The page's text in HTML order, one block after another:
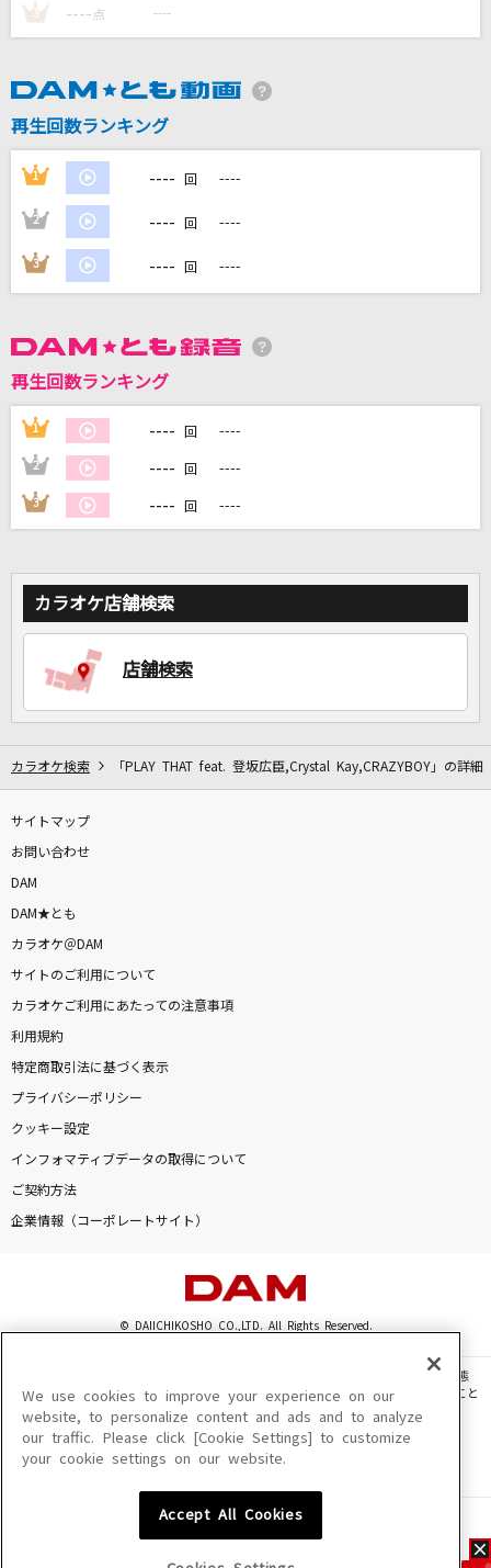
白日
さとうもか
セロリ(ビデオクリップバージョン)
山崎まさよし
[生音]ガリレオは恋をする
青と夏
Mrs. GREEN APPLE
DAMの新曲・ランキングなど
カラオケをもっと楽しもう！
自宅でカラオケ歌い放題！
3 ---- 点 ----
再生回数ランキング
1 ---- 回 ----
2 ---- 回 ----
3 ---- 回 ----
再生回数ランキング
1 ---- 回 ----
2 ---- 回 ----
3 ---- 回 ----
カラオケ店舗検索
店舗検索
カラオケ検索 「PLAY THAT feat. 登坂広臣,Crystal Kay,CRAZYBOY」の詳細
サイトマップ
お問い合わせ
DAM
DAM★とも
カラオケ＠DAM
サイトのご利用について
カラオケご利用にあたっての注意事項
利用規約
特定商取引法に基づく表示
プライバシーポリシー
クッキー設定
インフォマティブデータの取得について
ご契約方法
企業情報（コーポレートサイト）
© DAIICHIKOSHO CO.,LTD. All Rights Reserved.
このサイトに掲載されている一切の文章・画像・写真・動画・音声等を、手段や形態
を問わず、著作権法の定める範囲を超えて無断で複製、転載、ファイル化などすること
を禁じます。
楽曲及びコンテンツは、機種によりご利用いただけない場合があります。
楽曲及びコンテンツの配信日、配信内容が変更になる場合があります。
We use cookies to improve your experience on our
website, to personalize content and ads and to analyze
our traffic. Please click [Cookie Settings] to customize
your cookie settings on our website.
Accept All Cookies